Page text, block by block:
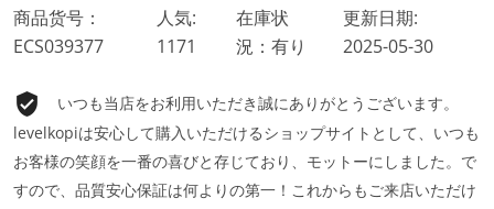
商品货号：
ECS039377
人気:
1171
在庫状
況：有り
更新日期:
2025-05-30
いつも当店をお利用いただき誠にありがとうございます。
levelkopiは安心して購入いただけるショップサイトとして、いつも
お客様の笑顔を一番の喜びと存じており、モットーにしました。で
すので、品質安心保証は何よりの第一！これからもご来店いただけ